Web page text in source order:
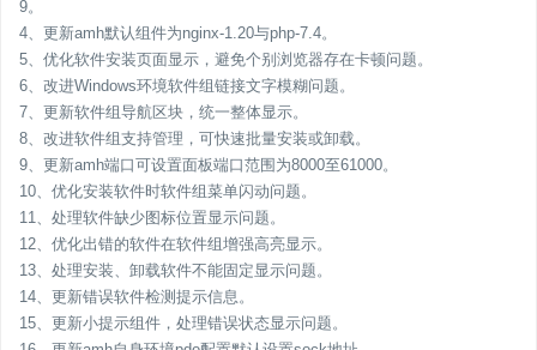
9。
4、更新amh默认组件为nginx-1.20与php-7.4。
5、优化软件安装页面显示，避免个别浏览器存在卡顿问题。
6、改进Windows环境软件组链接文字模糊问题。
7、更新软件组导航区块，统一整体显示。
8、改进软件组支持管理，可快速批量安装或卸载。
9、更新amh端口可设置面板端口范围为8000至61000。
10、优化安装软件时软件组菜单闪动问题。
11、处理软件缺少图标位置显示问题。
12、优化出错的软件在软件组增强高亮显示。
13、处理安装、卸载软件不能固定显示问题。
14、更新错误软件检测提示信息。
15、更新小提示组件，处理错误状态显示问题。